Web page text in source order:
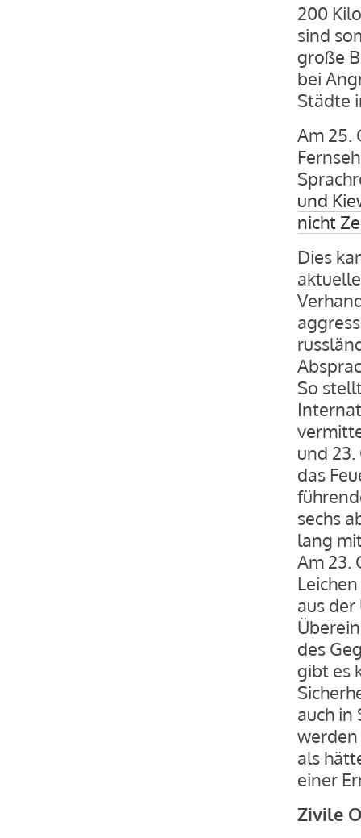
200
sind
große
bei
Städte
Am 25.
und
nicht
Dies
So
und
das
sechs
lang
Am 23.
aus der
des
gibt es
auch in
werden
als
einer
Zivile